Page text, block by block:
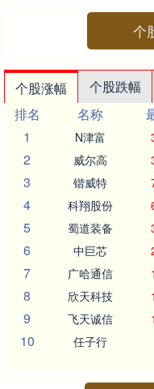
个
个股涨幅 个股跌幅
排名
名称
1
N津富
2 威尔高
3 锴威特
4 科翔股份
5 蜀道装备
6 中巨芯
7 广哈通信
8 欣天科技
9 飞天诚信
10 任子行